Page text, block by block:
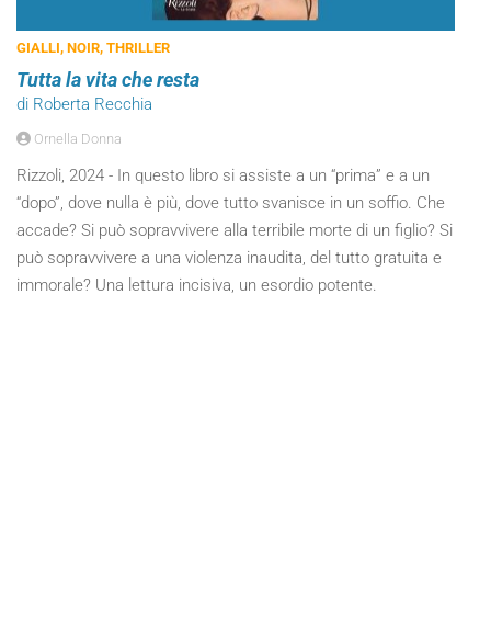
GIALLI, NOIR, THRILLER
Tutta la vita che resta
di Roberta Recchia
Ornella Donna
Rizzoli, 2024 - In questo libro si assiste a un “prima” e a un
“dopo”, dove nulla è più, dove tutto svanisce in un soffio. Che
accade? Si può sopravvivere alla terribile morte di un figlio? Si
può sopravvivere a una violenza inaudita, del tutto gratuita e
immorale? Una lettura incisiva, un esordio potente.